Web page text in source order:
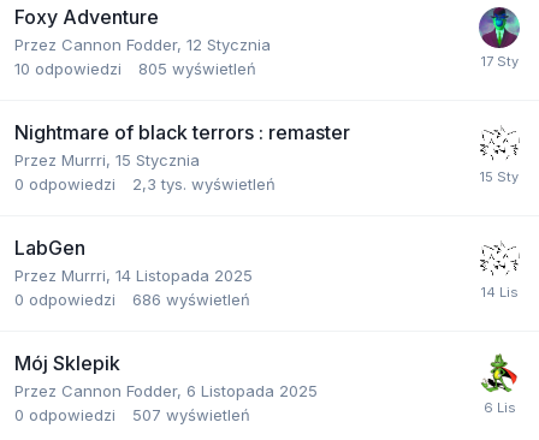
Foxy Adventure
Przez Cannon Fodder, 12 Stycznia
10 odpowiedzi 805 wyświetleń
Nightmare of black terrors : remaster
Przez Murrri, 15 Stycznia
0 odpowiedzi 2,3 tys. wyświetleń
LabGen
Przez Murrri, 14 Listopada 2025
0 odpowiedzi 686 wyświetleń
Mój Sklepik
Przez Cannon Fodder, 6 Listopada 2025
0 odpowiedzi 507 wyświetleń